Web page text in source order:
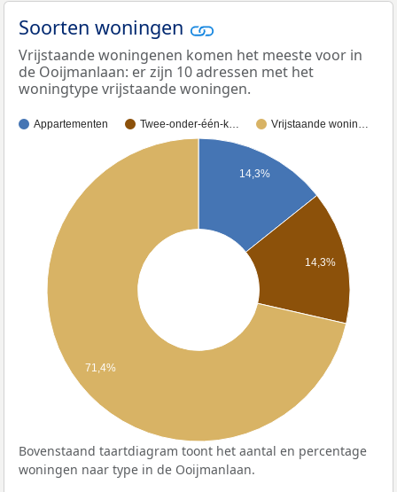
Soorten woningen
Vrijstaande woningenen komen het meeste voor in
de Ooijmanlaan: er zijn 10 adressen met het
woningtype vrijstaande woningen.
Appartementen Twee-onder-één-k… Vrijstaande wonin…
14,3%
14,3%
71,4%
Bovenstaand taartdiagram toont het aantal en percentage
woningen naar type in de Ooijmanlaan.